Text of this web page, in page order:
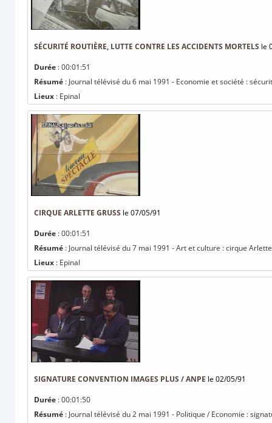
SÉCURITÉ ROUTIÈRE, LUTTE CONTRE LES ACCIDENTS MORTELS le
Durée : 00:01:51
Résumé : Journal télévisé du 6 mai 1991 - Economie et société :
Lieux : Epinal
CIRQUE ARLETTE GRUSS le 07/05/91
Durée : 00:01:51
Résumé : Journal télévisé du 7 mai 1991 - Art et culture : cirque
Lieux : Epinal
SIGNATURE CONVENTION IMAGES PLUS / ANPE le 02/05/91
Durée : 00:01:50
Résumé : Journal télévisé du 2 mai 1991 - Politique / Economie :